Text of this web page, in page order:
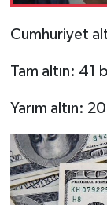
Cumhuriyet
Tam altın: 41
Yarım altın: